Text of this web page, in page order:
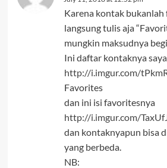
Karena kontak bukanlah
langsung tulis aja
mungkin maksudnya
Ini daftar kontaknya
http://i.imgur.com/
Favorites
dan ini isi favoritesnya
http://i.imgur.com/
dan kontaknyapun bisa
yang berbeda.
NB: